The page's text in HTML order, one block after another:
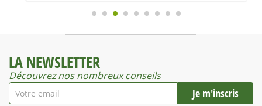
LA NEWSLETTER
Découvrez nos nombreux conseils